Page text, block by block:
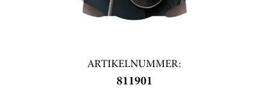
ARTIKELNUMMER:
811901